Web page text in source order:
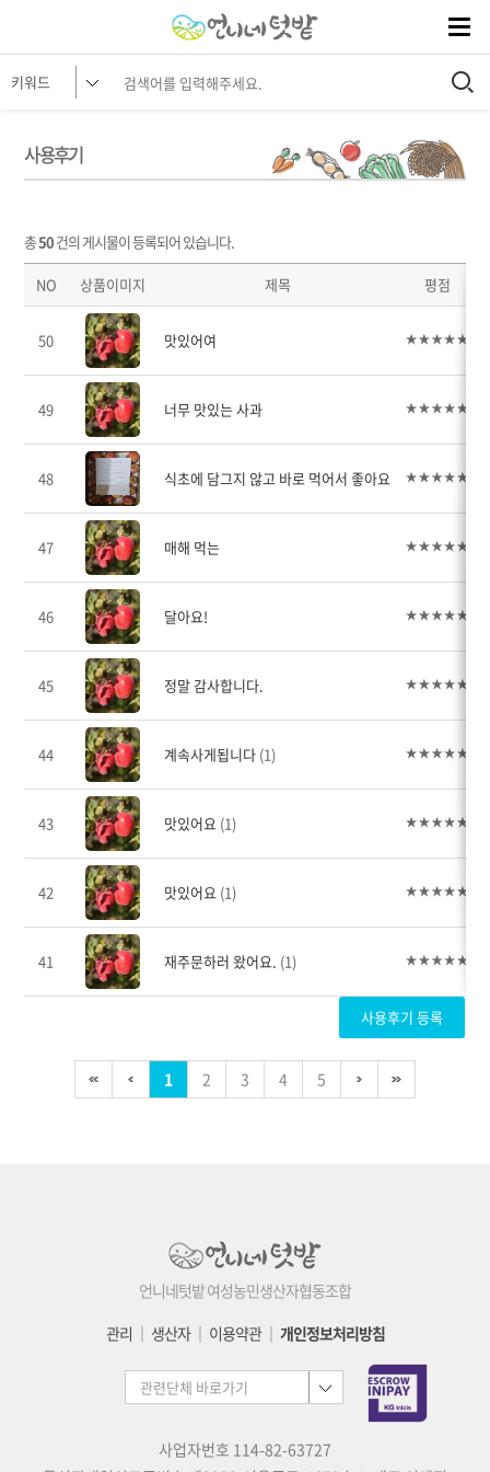
사용후기
총50건의 게시물이 등록되어 있습니다.
NO 상품이미지 제목 평점
50 맛있어여
49 너무 맛있는 사과
48 식초에 담그지 않고 바로 먹어서 좋아요
47 매해 먹는
46 달아요!
45 정말 감사합니다.
44 계속사게됩니다 (1)
43 맛있어요 (1)
42 맛있어요 (1)
41 재주문하러 왔어요. (1)
사용후기 등록
1 2 3 4 5
언니네텃밭 여성농민생산자협동조합
관리 │ 생산자│ 이용약관│ 개인정보처리방침
사업자번호 114-82-63727